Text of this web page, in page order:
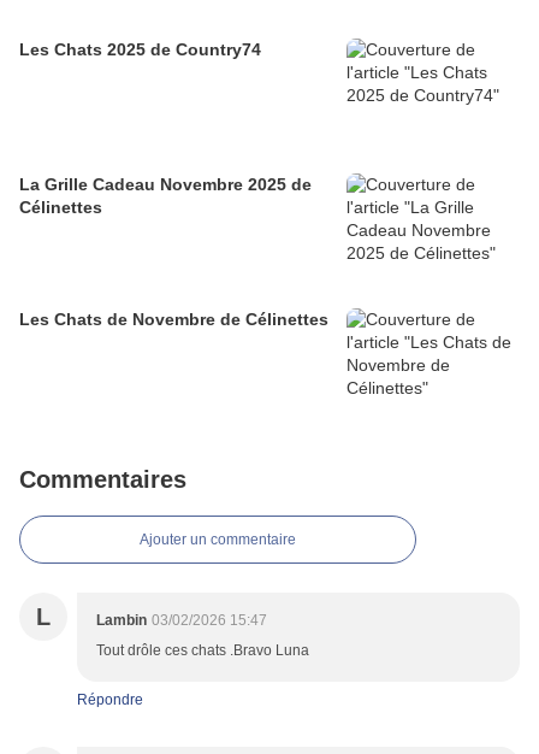
Les Chats 2025 de Country74
La Grille Cadeau Novembre 2025 de
Célinettes
Les Chats de Novembre de Célinettes
Commentaires
Ajouter un commentaire
L Lambin 03/02/2026 15:47
Tout drôle ces chats .Bravo Luna
Répondre